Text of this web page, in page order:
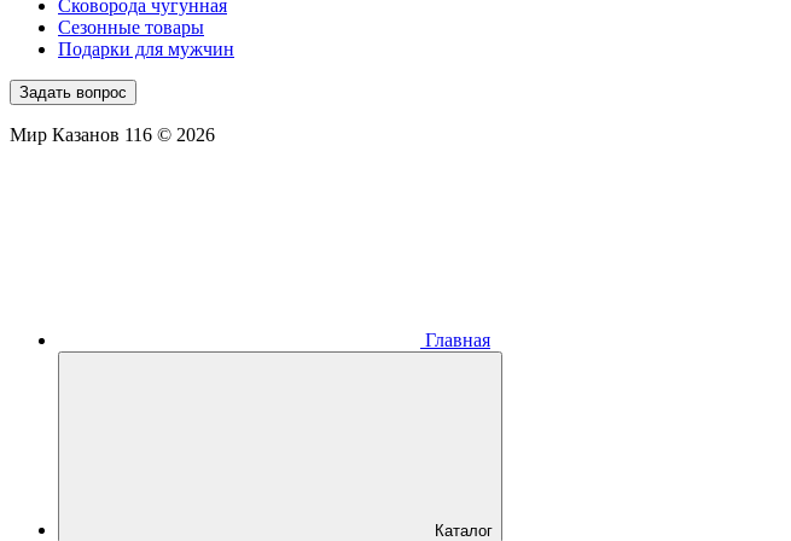
Сковорода чугунная
Сезонные товары
Подарки для мужчин
Задать вопрос
Мир Казанов 116 © 2026
Главная
Каталог